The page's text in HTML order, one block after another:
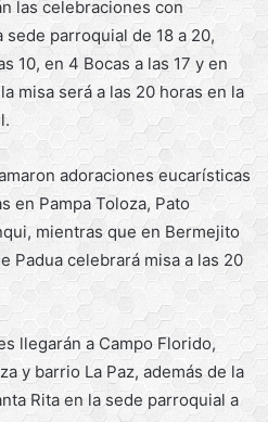
las celebraciones con
parroquial de 18 a 20,
10, en 4 Bocas a las 17 y en
misa será a las 20 horas en la
adoraciones eucarísticas
en Pampa Toloza, Pato
mientras que en Bermejito
Padua celebrará misa a las 20
llegarán a Campo Florido,
y barrio La Paz, además de la
Rita en la sede parroquial a